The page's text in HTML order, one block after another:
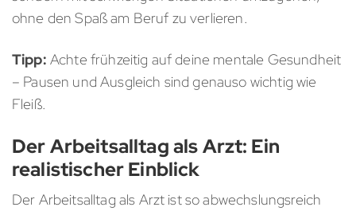
ohne den Spaß am Beruf zu verlieren.
Tipp: Achte frühzeitig auf deine mentale Gesundheit
– Pausen und Ausgleich sind genauso wichtig wie
Fleiß.
Der Arbeitsalltag als Arzt: Ein
realistischer Einblick
Der Arbeitsalltag als Arzt ist so abwechslungsreich